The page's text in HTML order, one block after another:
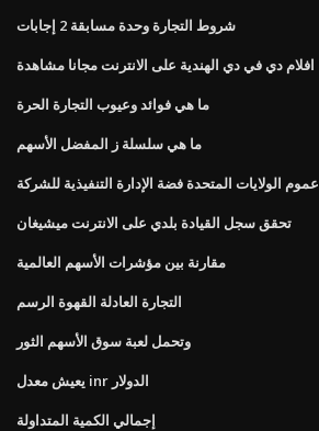
شروط التجارة وحدة مسابقة 2 إجابات
افلام دي في دي الهندية على الانترنت مجانا مشاهدة
ما هي فوائد وعيوب التجارة الحرة
ما هي سلسلة ز المفضل الأسهم
عموم الولايات المتحدة فضة الإدارة التنفيذية للشركة
تحقق سجل القيادة بلدي على الانترنت ميشيغان
مقارنة بين مؤشرات الأسهم العالمية
التجارة العادلة القهوة الرسم
وتحمل لعبة سوق الأسهم الثور
يعيش معدل inr الدولار
إجمالي الكمية المتداولة